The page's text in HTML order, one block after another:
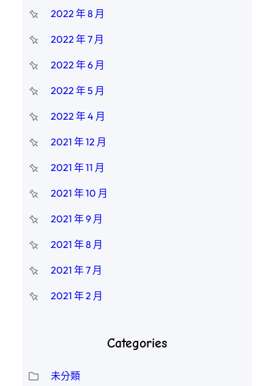
2022 年 8 月
2022 年 7 月
2022 年 6 月
2022 年 5 月
2022 年 4 月
2021 年 12 月
2021 年 11 月
2021 年 10 月
2021 年 9 月
2021 年 8 月
2021 年 7 月
2021 年 2 月
Categories
未分類